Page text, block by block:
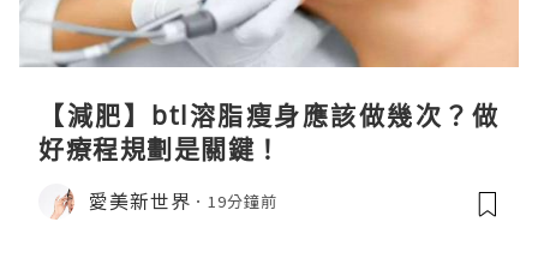
【減肥】btl溶脂瘦身應該做幾次？做
好療程規劃是關鍵！
愛美新世界 19分鐘前